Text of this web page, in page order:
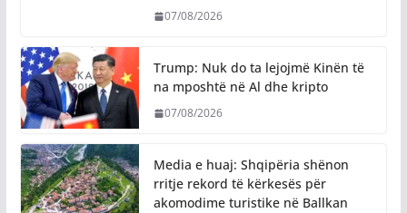
07/08/2026
Trump: Nuk do ta lejojmë Kinën të
na mposhtë në Al dhe kripto
07/08/2026
Media e huaj: Shqipëria shënon
rritje rekord të kërkesës për
akomodime turistike në Ballkan